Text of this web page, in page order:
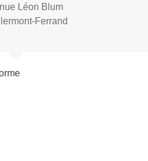
Léon Blum
Ferrand